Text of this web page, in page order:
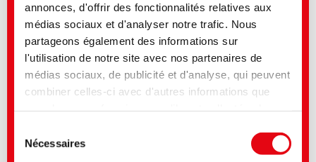
annonces, d'offrir des fonctionnalités relatives aux
médias sociaux et d'analyser notre trafic. Nous
partageons également des informations sur
l'utilisation de notre site avec nos partenaires de
médias sociaux, de publicité et d'analyse, qui peuvent
combiner celles-ci avec d'autres informations que
à nos cookies si vous continuez à utiliser notre site
Nécessaires
VARIPHOB®AC 5002 provides an efficient solution for the hydrophobization
of cement-based construction materials.
Thanks to the combination of deep-acting protection, high resistance, and
easy processing, the product contributes to the lasting stability and
performance of modern construction applications.
Do not hesitate to contact us for more details and a free trial.